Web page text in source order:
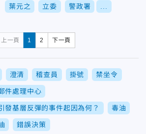
葉元之 立委 警政署
上一頁 1 2 下一頁
澄清 稽查員 掛號 禁坐令
件處理中心
發基層反彈的事件起因為何？ 毒油
錯誤決策